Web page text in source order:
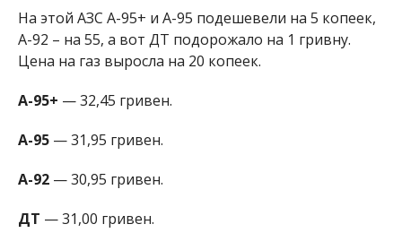
На этой АЗС А-95+ и А-95 подешевели на 5 копеек,
А-92 – на 55, а вот ДТ подорожало на 1 гривну.
Цена на газ выросла на 20 копеек.
А-95+ — 32,45 гривен.
А-95— 31,95 гривен.
А-92— 30,95 гривен.
ДТ — 31,00 гривен.